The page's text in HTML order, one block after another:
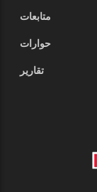
متابعات
حوارات
تقارير